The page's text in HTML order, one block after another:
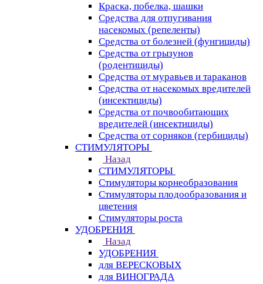
Краска, побелка, шашки
Средства для отпугивания
насекомых (репеленты)
Средства от болезней (фунгициды)
Средства от грызунов
(родентициды)
Средства от муравьев и тараканов
Средства от насекомых вредителей
(инсектициды)
Средства от почвообитающих
вредителей (инсектициды)
Средства от сорняков (гербициды)
СТИМУЛЯТОРЫ
Назад
СТИМУЛЯТОРЫ
Стимуляторы корнеобразования
Стимуляторы плодообразования и
цветения
Стимуляторы роста
УДОБРЕНИЯ
Назад
УДОБРЕНИЯ
для ВЕРЕСКОВЫХ
для ВИНОГРАДА